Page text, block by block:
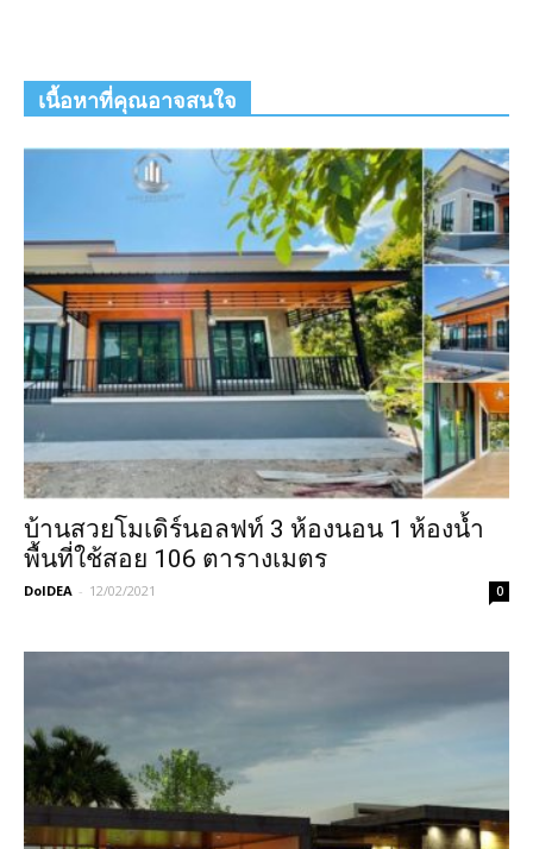
เนื้อหาที่คุณอาจสนใจ
บ้านสวยโมเดิร์นอลฟท์ 3 ห้องนอน 1 ห้องน้ำ
พื้นที่ใช้สอย 106 ตารางเมตร
DoIDEA - 12/02/2021 0